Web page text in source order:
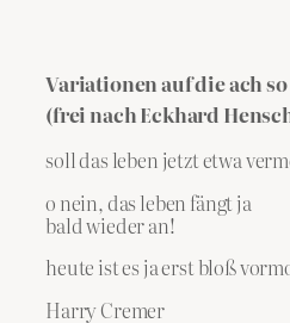
Variationen auf die ach
(frei nach Eckhard
soll das leben jetzt etwa
o nein, das leben fängt ja
bald wieder an!
heute ist es ja erst bloß
Harry Cremer